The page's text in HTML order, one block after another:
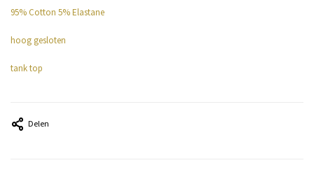
95% Cotton 5% Elastane
hoog gesloten
tank top
Delen